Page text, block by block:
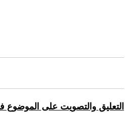
التعليق والتصويت على الموضوع